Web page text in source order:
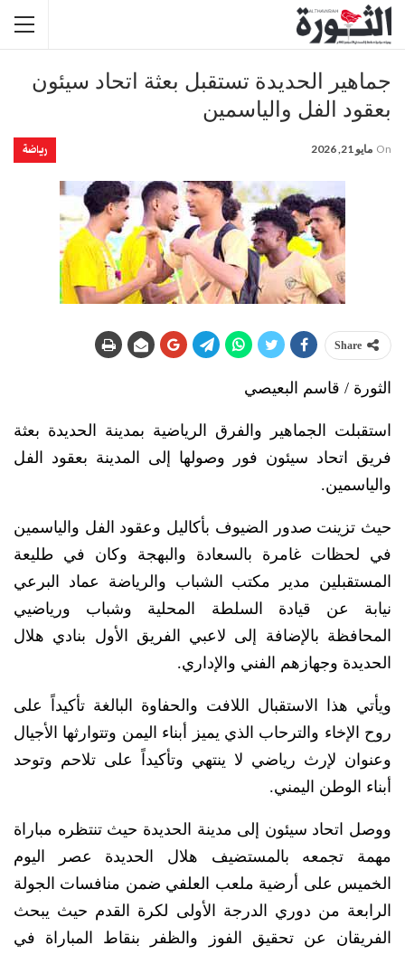
جماهير الحديدة تستقبل بعثة اتحاد سيئون
بعقود الفل والياسمين
رياضة On مايو 21, 2026
Share
الثورة / قاسم البعيصي
​استقبلت الجماهير والفرق الرياضية بمدينة الحديدة بعثة
فريق اتحاد سيئون فور وصولها إلى المدينة بعقود الفل
والياسمين.
حيث تزينت صدور الضيوف بأكاليل وعقود الفل والياسمين
في لحظات غامرة بالسعادة والبهجة وكان في طليعة
المستقبلين مدير مكتب الشباب والرياضة عماد البرعي
نيابة عن قيادة السلطة المحلية وشباب ورياضيي
المحافظة بالإضافة إلى لاعبي الفريق الأول بنادي هلال
الحديدة وجهازهم الفني والإداري.
ويأتي هذا الاستقبال اللافت والحفاوة البالغة تأكيداً على
روح الإخاء والترحاب الذي يميز أبناء اليمن وتتوارثها الأجيال
وعنوان لإرث رياضي لا ينتهي وتأكيداً على تلاحم وتوحد
أبناء الوطن اليمني.
ووصل اتحاد سيئون إلى مدينة الحديدة حيث تنتظره مباراة
مهمة تجمعه بالمستضيف هلال الحديدة عصر اليوم
الخميس على أرضية ملعب العلفي ضمن منافسات الجولة
الرابعة من دوري الدرجة الأولى لكرة القدم حيث يبحث
الفريقان عن تحقيق الفوز والظفر بنقاط المباراة في